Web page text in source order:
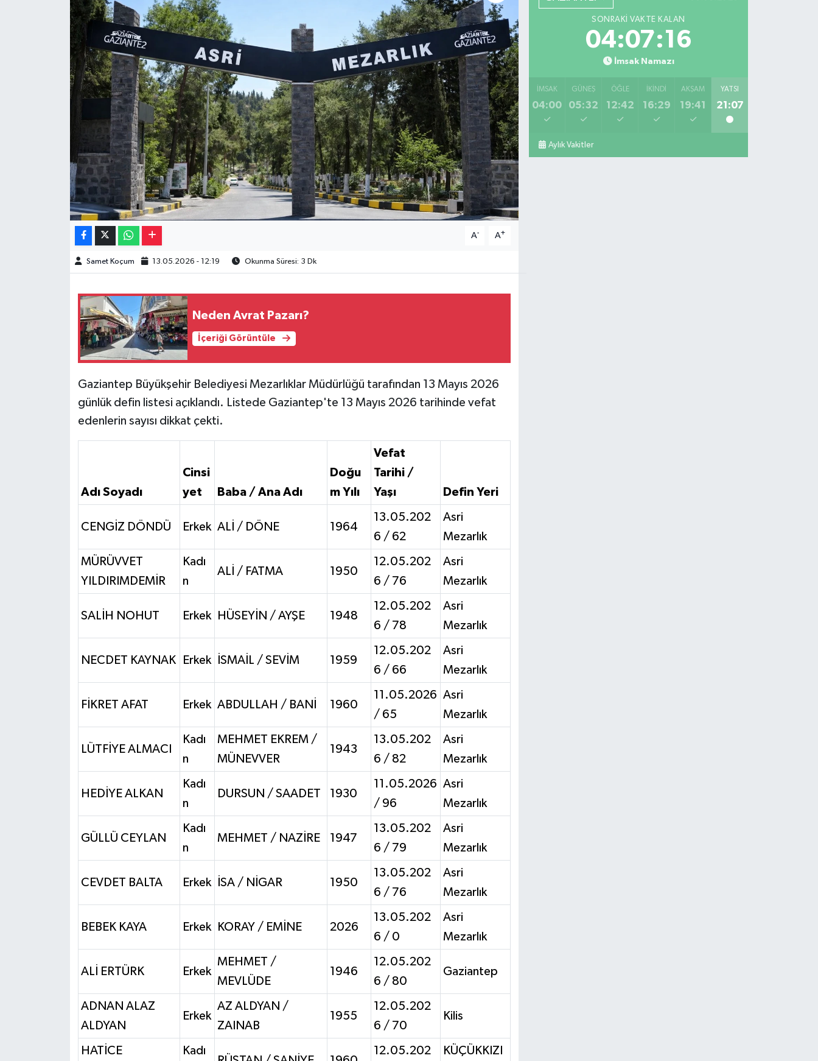
A- A+
Samet Koçum 13.05.2026 - 12:19 Okunma Süresi: 3 Dk
Neden Avrat Pazarı?
İçeriği Görüntüle
Gaziantep Büyükşehir Belediyesi Mezarlıklar Müdürlüğü tarafından 13 Mayıs 2026
günlük defin listesi açıklandı. Listede Gaziantep'te 13 Mayıs 2026 tarihinde vefat
edenlerin sayısı dikkat çekti.
Adı Soyadı
Cinsi
yet
Baba / Ana Adı
Doğu
m Yılı
Vefat
Tarihi /
Yaşı
Defin Yeri
CENGİZ DÖNDÜ Erkek ALİ / DÖNE 1964
13.05.202
6 / 62
Asri
Mezarlık
MÜRÜVVET
YILDIRIMDEMİR
Kadı
n
ALİ / FATMA 1950
12.05.202
6 / 76
Asri
Mezarlık
SALİH NOHUT Erkek HÜSEYİN / AYŞE 1948
12.05.202
6 / 78
Asri
Mezarlık
NECDET KAYNAK Erkek İSMAİL / SEVİM 1959
12.05.202
6 / 66
Asri
Mezarlık
FİKRET AFAT Erkek ABDULLAH / BANİ 1960
11.05.2026
/ 65
Asri
Mezarlık
LÜTFİYE ALMACI
Kadı
n
MEHMET EKREM /
MÜNEVVER
1943
13.05.202
6 / 82
Asri
Mezarlık
HEDİYE ALKAN
Kadı
n
DURSUN / SAADET 1930
11.05.2026
/ 96
Asri
Mezarlık
GÜLLÜ CEYLAN
Kadı
n
MEHMET / NAZİRE 1947
13.05.202
6 / 79
Asri
Mezarlık
CEVDET BALTA Erkek İSA / NİGAR 1950
13.05.202
6 / 76
Asri
Mezarlık
BEBEK KAYA Erkek KORAY / EMİNE 2026
13.05.202
6 / 0
Asri
Mezarlık
ALİ ERTÜRK Erkek
MEHMET /
MEVLÜDE
1946
12.05.202
6 / 80
Gaziantep
ADNAN ALAZ
ALDYAN
Erkek
AZ ALDYAN /
ZAINAB
1955
12.05.202
6 / 70
Kilis
HATİCE
Kadı
12.05.202
KÜÇÜKKIZI
SONRAKI VAKTE KALAN
04:07:15
İmsak Namazı
İMSAK
04:00
GÜNEŞ
05:32
ÖĞLE
12:42
İKINDI
16:29
AKŞAM
19:41
YATSI
21:07
Aylık Vakitler
Resmi İlanlar
Video Haber
Yeme-İçme